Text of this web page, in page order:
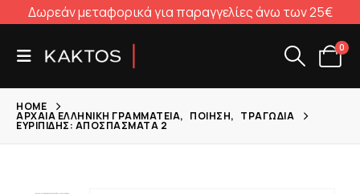
Δωρεάν μεταφορικά για παραγγελίες άνω των 25€
0
HOME
ΑΡΧΑΊΑ ΕΛΛΗΝΙΚΉ ΓΡΑΜΜΑΤΕΊΑ, ΠΟΊΗΣΗ, ΤΡΑΓΩΔΊΑ
ΕΥΡΙΠΊΔΗΣ: ΑΠΟΣΠΆΣΜΑΤΑ 2